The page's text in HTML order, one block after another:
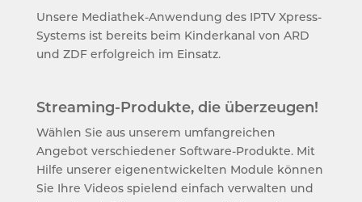
Unsere Mediathek-Anwendung des IPTV Xpress-
Systems ist bereits beim Kinderkanal von ARD
und ZDF erfolgreich im Einsatz.
Streaming-Produkte, die überzeugen!
Wählen Sie aus unserem umfangreichen
Angebot verschiedener Software-Produkte. Mit
Hilfe unserer eigenentwickelten Module können
Sie Ihre Videos spielend einfach verwalten und